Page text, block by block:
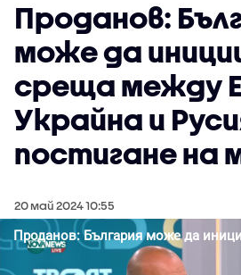
Проданов:
може да
среща между
Украйна и
постигане на
20 май 2024 10:55